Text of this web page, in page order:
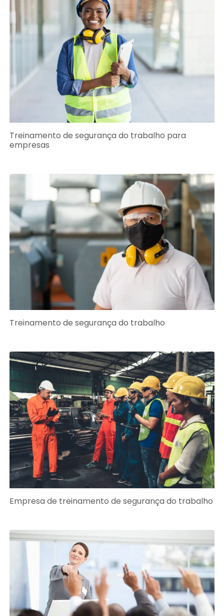
Treinamento de segurança do trabalho para
empresas
Treinamento de segurança do trabalho
Empresa de treinamento de segurança do trabalho